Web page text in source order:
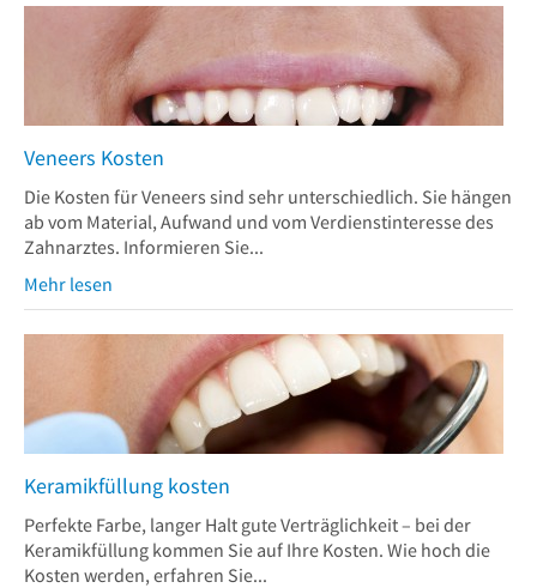
Veneers Kosten
Die Kosten für Veneers sind sehr unterschiedlich. Sie hängen
ab vom Material, Aufwand und vom Verdienstinteresse des
Zahnarztes. Informieren Sie...
Mehr lesen
Keramikfüllung kosten
Perfekte Farbe, langer Halt gute Verträglichkeit – bei der
Keramikfüllung kommen Sie auf Ihre Kosten. Wie hoch die
Kosten werden, erfahren Sie...